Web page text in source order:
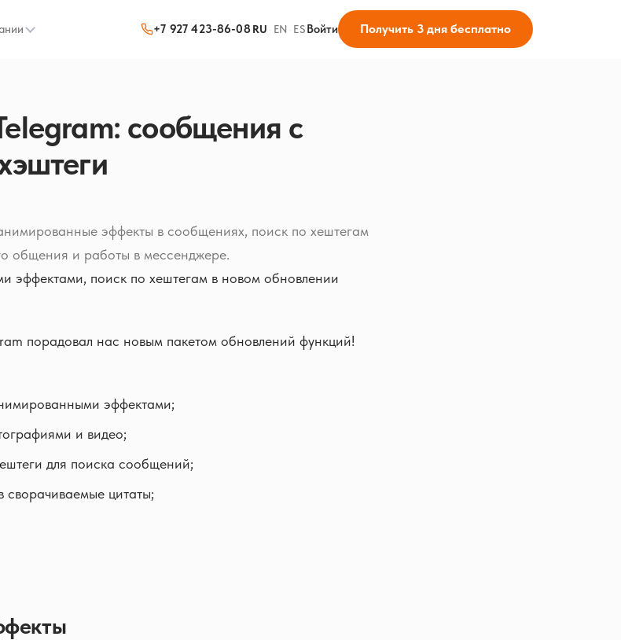
+7 927 423-86-08 RU · EN · ESВойти Получить 3 дня бесплатно
сообщения с
эффекты в сообщениях, поиск по хештегам
общения и работы в мессенджере.
эффектами, поиск по хештегам в новом обновлении
порадовал нас новым пакетом обновлений функций!
эффектами;
и видео;
для поиска сообщений;
сворачиваемые цитаты;